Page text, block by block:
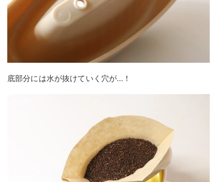
底部分には水が抜けていく穴が…！